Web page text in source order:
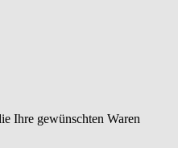
Ihre gewünschten Waren